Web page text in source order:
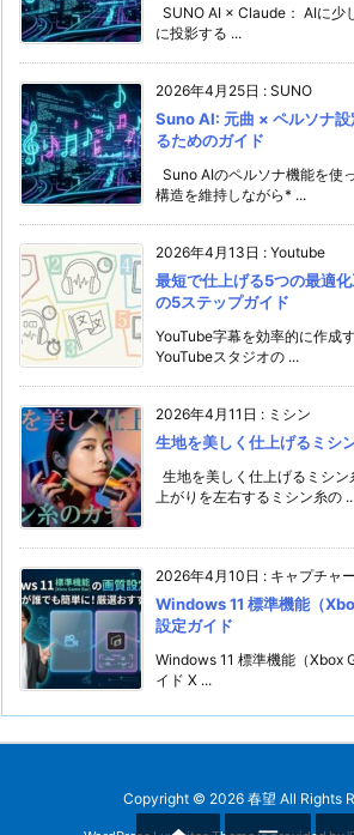
SUNO AI × Claude： AIに少
に投影する ...
2026年4月25日 : SUNO
Suno AI: 元曲 × ペルソナ設
るためのガイド
Suno AIのペルソナ機能を使
構造を維持しながら* ...
2026年4月13日 : Youtube
最短で仕上げる5つの最適
の5ステップガイド
YouTube字幕を効率的に作成
YouTubeスタジオの ...
2026年4月11日 : ミシン
生地を美しく仕上げるミシ
生地を美しく仕上げるミシ
上がりを左右するミシン糸の ...
2026年4月10日 : キャプチャー
Windows 11 標準機能（
設定ガイド
Windows 11 標準機能（Xbox
イド X ...
Copyright © 2026 春望 All Rights